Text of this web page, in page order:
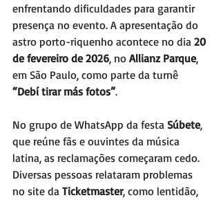
enfrentando dificuldades para garantir
presença no evento. A apresentação do
astro porto-riquenho acontece no dia 20
de fevereiro de 2026, no Allianz Parque,
em São Paulo, como parte da turnê
“Debí tirar más fotos”.
No grupo de WhatsApp da festa Súbete,
que reúne fãs e ouvintes da música
latina, as reclamações começaram cedo.
Diversas pessoas relataram problemas
no site da Ticketmaster, como lentidão,